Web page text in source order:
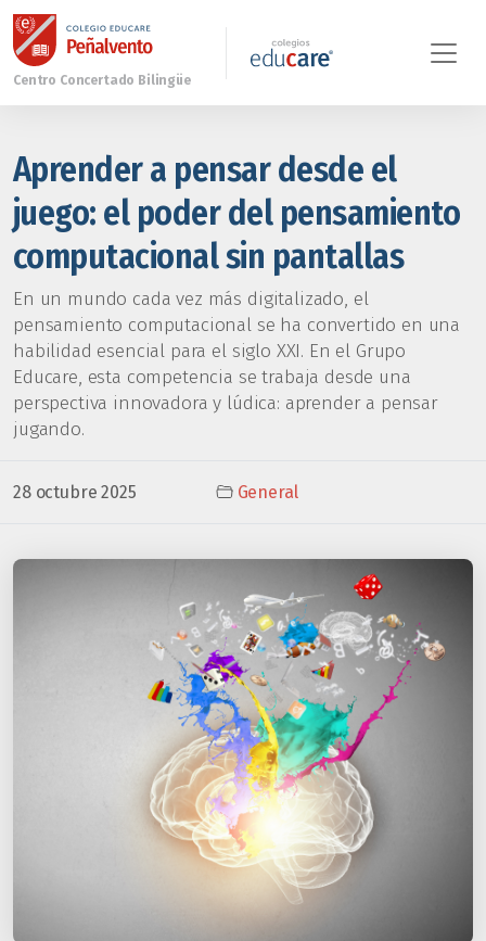
Aprender a pensar desde el
juego: el poder del pensamiento
computacional sin pantallas
En un mundo cada vez más digitalizado, el
pensamiento computacional se ha convertido en una
habilidad esencial para el siglo XXI. En el Grupo
Educare, esta competencia se trabaja desde una
perspectiva innovadora y lúdica: aprender a pensar
jugando.
28 octubre 2025 General